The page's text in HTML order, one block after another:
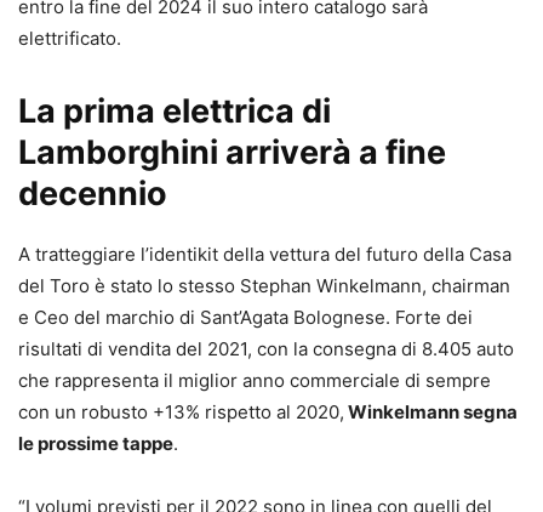
entro la fine del 2024 il suo intero catalogo sarà
elettrificato.
La prima elettrica di
Lamborghini arriverà a fine
decennio
A tratteggiare l’identikit della vettura del futuro della Casa
del Toro è stato lo stesso Stephan Winkelmann, chairman
e Ceo del marchio di Sant’Agata Bolognese. Forte dei
risultati di vendita del 2021, con la consegna di 8.405 auto
che rappresenta il miglior anno commerciale di sempre
con un robusto +13% rispetto al 2020, Winkelmann segna
le prossime tappe.
“I volumi previsti per il 2022 sono in linea con quelli del